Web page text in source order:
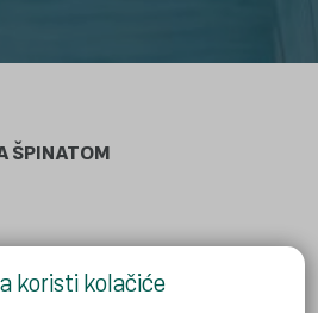
koristi kolačiće
ŠPINATOM